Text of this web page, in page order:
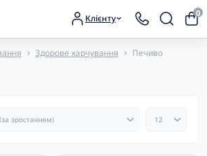
Клієнту 0
Здорове харчування Печиво